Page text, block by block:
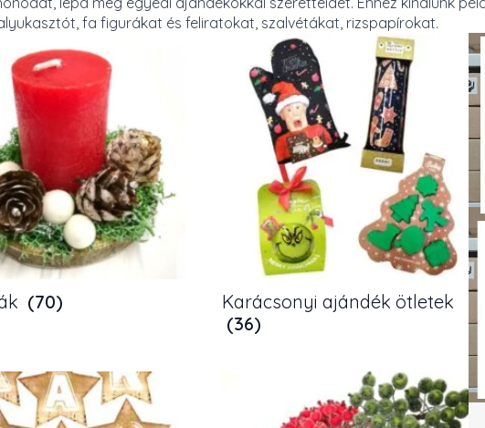
fa figurákat és feliratokat, szalvétákat, rizspapírokat.
(70)
Karácsonyi ajándék ötletek
(36)